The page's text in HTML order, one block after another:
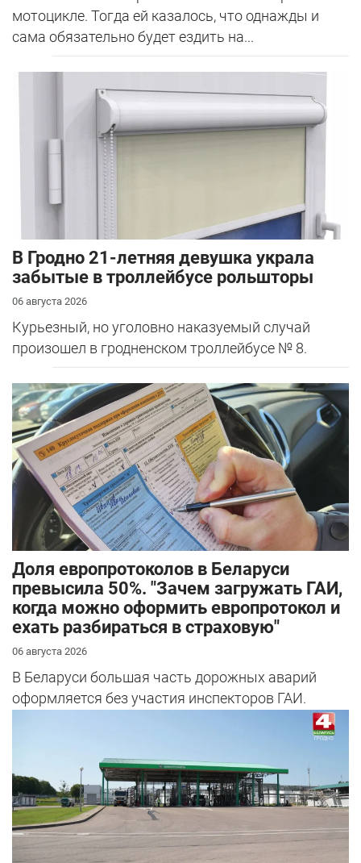
мотоцикле. Тогда ей казалось, что однажды и
сама обязательно будет ездить на...
В Гродно 21-летняя девушка украла
забытые в троллейбусе рольшторы
06 августа 2026
Курьезный, но уголовно наказуемый случай
произошел в гродненском троллейбусе № 8.
Доля европротоколов в Беларуси
превысила 50%. "Зачем загружать ГАИ,
когда можно оформить европротокол и
ехать разбираться в страховую"
06 августа 2026
В Беларуси большая часть дорожных аварий
оформляется без участия инспекторов ГАИ.